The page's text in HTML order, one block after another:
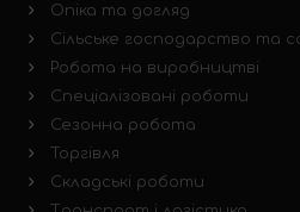
Опіка та догляд
Сільське господарство та
Робота на виробництві
Спеціалізовані роботи
Сезонна робота
Торгівля
Складські роботи